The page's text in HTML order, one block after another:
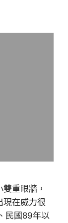
重眼牆，
現在威力很
民國89年以